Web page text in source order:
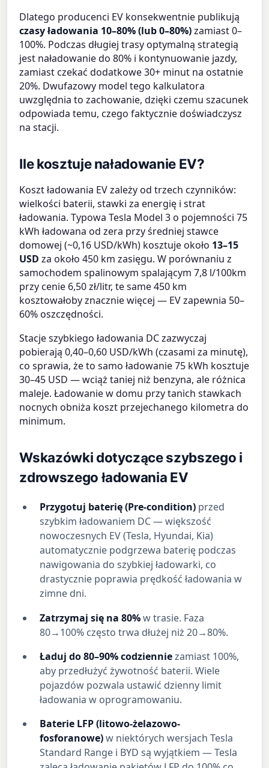
Dlatego producenci EV konsekwentnie publikują
czasy ładowania 10–80% (lub 0–80%)zamiast 0–
100%. Podczas długiej trasy optymalną strategią
jest naładowanie do 80% i kontynuowanie jazdy,
zamiast czekać dodatkowe 30+ minut na ostatnie
20%. Dwufazowy model tego kalkulatora
uwzględnia to zachowanie, dzięki czemu szacunek
odpowiada temu, czego faktycznie doświadczysz
na stacji.
Ile kosztuje naładowanie EV?
Koszt ładowania EV zależy od trzech czynników:
wielkości baterii, stawki za energię i strat
ładowania. Typowa Tesla Model 3 o pojemności 75
kWh ładowana od zera przy średniej stawce
domowej (~0,16 USD/kWh) kosztuje około 13–15
USD za około 450 km zasięgu. W porównaniu z
samochodem spalinowym spalającym 7,8 l/100km
przy cenie 6,50 zł/litr, te same 450 km
kosztowałoby znacznie więcej — EV zapewnia 50–
60% oszczędności.
Stacje szybkiego ładowania DC zazwyczaj
pobierają 0,40–0,60 USD/kWh (czasami za minutę),
co sprawia, że to samo ładowanie 75 kWh kosztuje
30–45 USD — wciąż taniej niż benzyna, ale różnica
maleje. Ładowanie w domu przy tanich stawkach
nocnych obniża koszt przejechanego kilometra do
minimum.
Wskazówki dotyczące szybszego i
zdrowszego ładowania EV
Przygotuj baterię (Pre-condition) przed
szybkim ładowaniem DC — większość
nowoczesnych EV (Tesla, Hyundai, Kia)
automatycznie podgrzewa baterię podczas
nawigowania do szybkiej ładowarki, co
drastycznie poprawia prędkość ładowania w
zimne dni.
Zatrzymaj się na 80%w trasie. Faza
80→100% często trwa dłużej niż 20→80%.
Ładuj do 80–90% codzienniezamiast 100%,
aby przedłużyć żywotność baterii. Wiele
pojazdów pozwala ustawić dzienny limit
ładowania w oprogramowaniu.
Baterie LFP (litowo-żelazowo-
fosforanowe)w niektórych wersjach Tesla
Standard Range i BYD są wyjątkiem — Tesla